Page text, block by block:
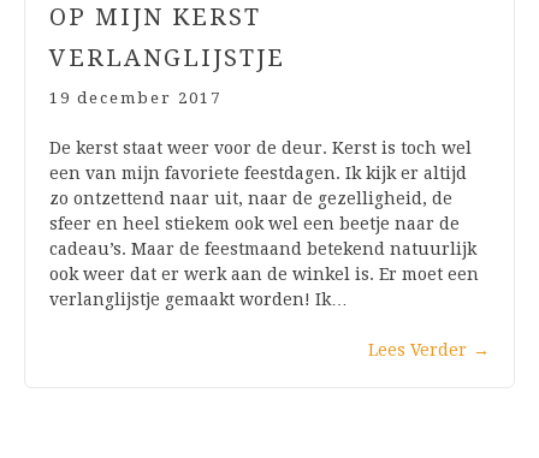
OP MIJN KERST
VERLANGLIJSTJE
19 december 2017
De kerst staat weer voor de deur. Kerst is toch wel
een van mijn favoriete feestdagen. Ik kijk er altijd
zo ontzettend naar uit, naar de gezelligheid, de
sfeer en heel stiekem ook wel een beetje naar de
cadeau’s. Maar de feestmaand betekend natuurlijk
ook weer dat er werk aan de winkel is. Er moet een
verlanglijstje gemaakt worden! Ik…
Lees Verder →